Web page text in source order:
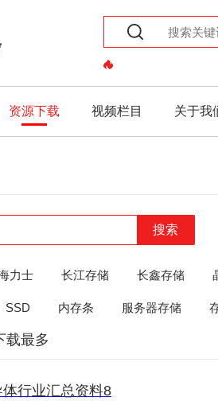
资源下载 视频栏目 关于我
搜索
力士 长江存储 长鑫存储
SSD 内存条 服务器存储
the
载最多
行业汇总资料8